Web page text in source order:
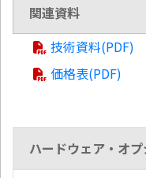
関連資料
技術資料(PDF)
価格表(PDF)
ハードウェア・オ